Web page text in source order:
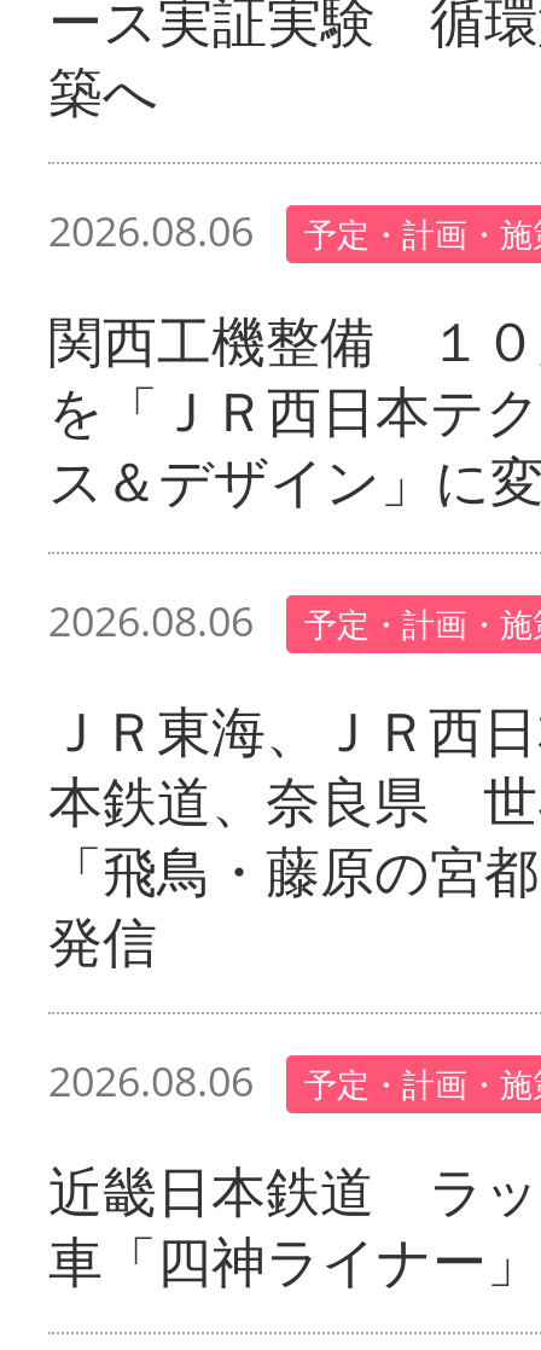
ース実証実験 循
築へ
2026.08.06 予定・計画・
関西工機整備 １
を「ＪＲ西日本テ
ス＆デザイン」に
2026.08.06 予定・計画・
ＪＲ東海、ＪＲ西
本鉄道、奈良県
「飛鳥・藤原の宮
発信
2026.08.06 予定・計画・
近畿日本鉄道 ラ
車「四神ライナー